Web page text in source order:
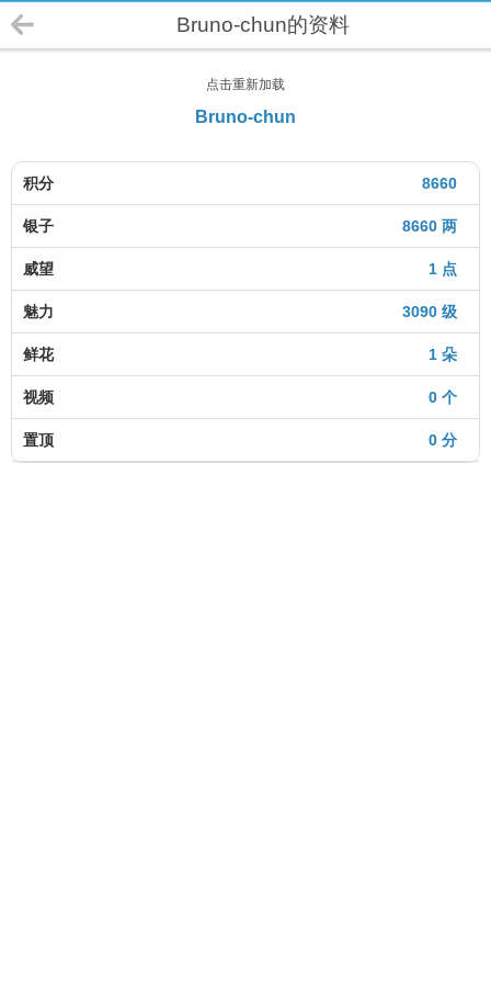
Bruno-chun的资料
点击重新加载
Bruno-chun
8660
积分
8660 两
银子
1 点
威望
3090 级
魅力
1 朵
鲜花
0 个
视频
0 分
置顶